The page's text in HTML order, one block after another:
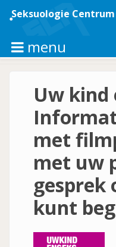
naar
gaan
Seksuologie
menu
Uw kind
met
met uw
gesprek
kunt